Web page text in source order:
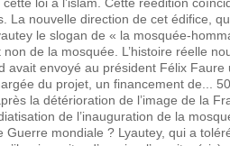
nouvelle direction de cet édifice,
le slogan de « la mosquée-
de la mosquée. L’histoire réelle
envoyé au président Félix
du projet, un financement de...
la détérioration de l’image de la
de l’inauguration de la
mondiale ? Lyautey, qui a